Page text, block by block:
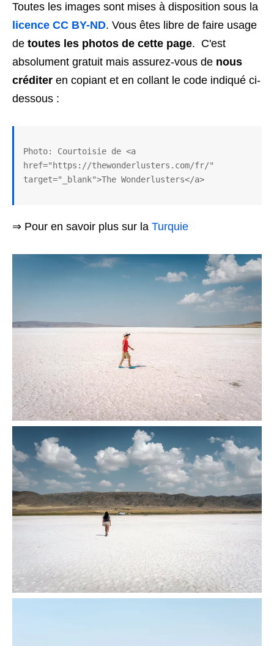
Toutes les images sont mises à disposition sous la
licence CC BY-ND. Vous êtes libre de faire usage
de toutes les photos de cette page. C'est
absolument gratuit mais assurez-vous de nous
créditer en copiant et en collant le code indiqué ci-
dessous :
Photo: Courtoisie de <a
href="https://thewonderlusters.com/fr/"
target="_blank">The Wonderlusters</a>
⇒ Pour en savoir plus sur la Turquie